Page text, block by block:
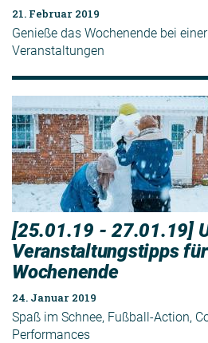
21. Februar 2019
Genieße das Wochenende bei
Veranstaltungen
[25.01.19 - 27.01.19]
Veranstaltungstipps
Wochenende
24. Januar 2019
Spaß im Schnee, Fußball-Action,
Performances